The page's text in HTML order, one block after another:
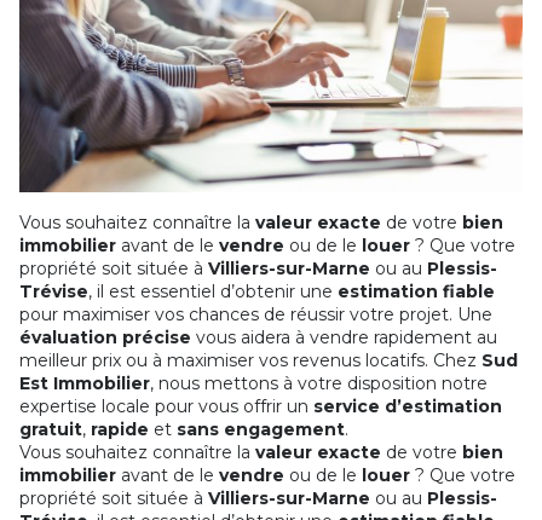
Vous souhaitez connaître la valeur exacte de votre bien
immobilier avant de le vendre ou de le louer ? Que votre
propriété soit située à Villiers-sur-Marne ou au Plessis-
Trévise, il est essentiel d’obtenir une estimation fiable
pour maximiser vos chances de réussir votre projet. Une
évaluation précise vous aidera à vendre rapidement au
meilleur prix ou à maximiser vos revenus locatifs. Chez Sud
Est Immobilier, nous mettons à votre disposition notre
expertise locale pour vous offrir un service d’estimation
gratuit, rapide et sans engagement.
Vous souhaitez connaître la valeur exacte de votre bien
immobilier avant de le vendre ou de le louer ? Que votre
propriété soit située à Villiers-sur-Marne ou au Plessis-